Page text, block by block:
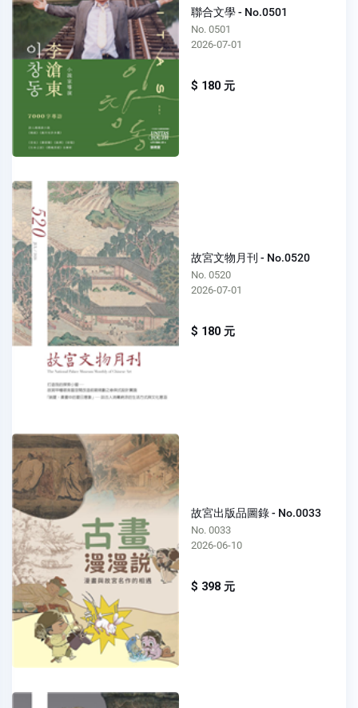
聯合文學 - No.0501
No. 0501
2026-07-01
$ 180 元
故宮文物月刊 - No.0520
No. 0520
2026-07-01
$ 180 元
故宮出版品圖錄 - No.0033
No. 0033
2026-06-10
$ 398 元